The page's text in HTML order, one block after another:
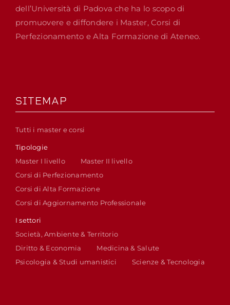
dell’Università di Padova che ha lo scopo di
promuovere e diffondere i Master, Corsi di
Perfezionamento e Alta Formazione di Ateneo.
SITEMAP
Tutti i master e corsi
Tipologie
Master I livello
Master II livello
Corsi di Perfezionamento
Corsi di Alta Formazione
Corsi di Aggiornamento Professionale
I settori
Società, Ambiente & Territorio
Diritto & Economia
Medicina & Salute
Psicologia & Studi umanistici
Scienze & Tecnologia